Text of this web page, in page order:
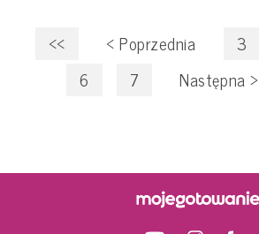
<< < Poprzednia 3
6
7 Następna>